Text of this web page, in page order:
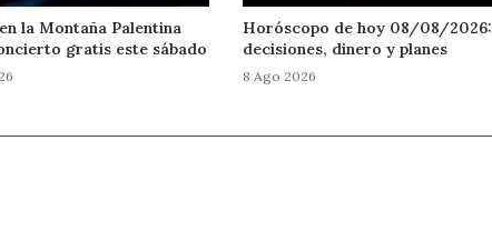
la Montaña Palentina
gratis este sábado
Horóscopo de hoy 08/08/2026:
decisiones, dinero y planes
8 Ago 2026